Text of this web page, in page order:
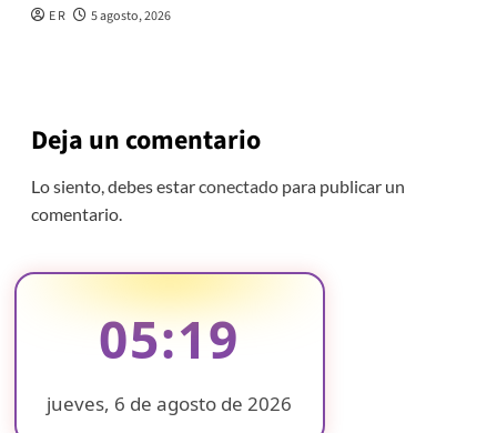
E R 5 agosto, 2026
Deja un comentario
Lo siento, debes estarconectadopara publicar un
comentario.
05:19
jueves, 6 de agosto de 2026